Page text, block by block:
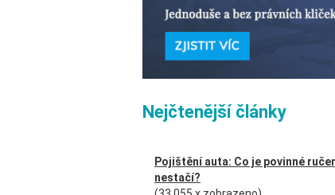
Nejčtenější články
Pojištění auta: Co je povinné
nestačí?